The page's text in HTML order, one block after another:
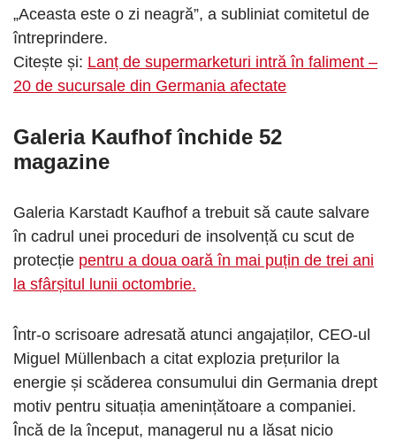
„Aceasta este o zi neagră”, a subliniat comitetul de
întreprindere.
Citește și: Lanț de supermarketuri intră în faliment –
20 de sucursale din Germania afectate
Galeria Kaufhof închide 52
magazine
Galeria Karstadt Kaufhof a trebuit să caute salvare
în cadrul unei proceduri de insolvență cu scut de
protecție pentru a doua oară în mai puțin de trei ani
la sfârșitul lunii octombrie.
Într-o scrisoare adresată atunci angajaților, CEO-ul
Miguel Müllenbach a citat explozia prețurilor la
energie și scăderea consumului din Germania drept
motiv pentru situația amenințătoare a companiei.
Încă de la început, managerul nu a lăsat nicio